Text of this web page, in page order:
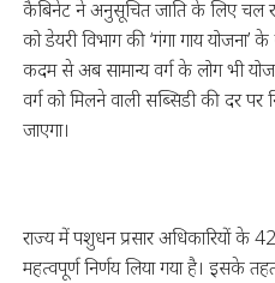
कैबिनेट ने अनुसूचित जाति के लिए चल
को डेयरी विभाग की ‘गंगा गाय योजना’
कदम से अब सामान्य वर्ग के लोग भी
वर्ग को मिलने वाली सब्सिडी की दर
जाएगा।
राज्य में पशुधन प्रसार अधिकारियों के
महत्वपूर्ण निर्णय लिया गया है। इसके तहत